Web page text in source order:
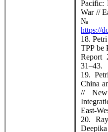
Pacific:
War //
№
https://
18.
TPP be
Report
31–43.
19.
China
// New
East-
20.